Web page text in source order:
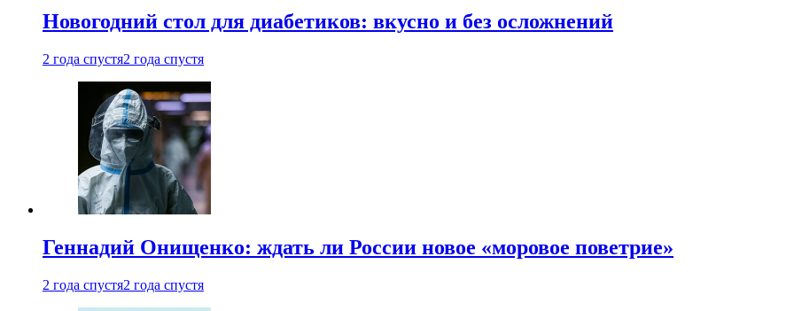
Новогодний стол для диабетиков: вкусно и без осложнений
2 года спустя2 года спустя
Геннадий Онищенко: ждать ли России новое «моровое поветрие»
2 года спустя2 года спустя